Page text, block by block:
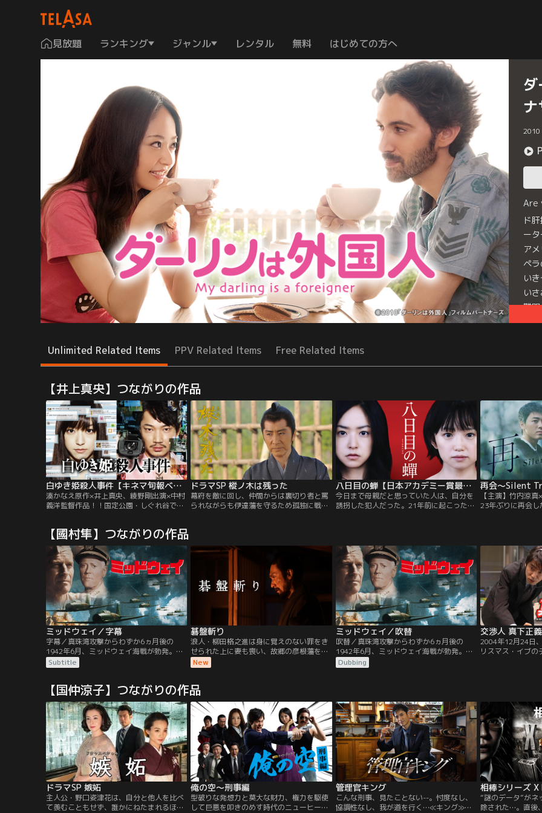
見放題 ランキング ジャンル レンタル 無料 はじめての方へ
2010
Are
ド
ー
ア
ペ
い
い
難
Unlimited Related Items PPV Related Items Free Related Items
【井上真央】つながりの作品
白ゆき姫殺人事件【キネマ旬報ベスト・テン主演男優賞】【井上真央、綾野剛出演】
湊かなえ原作×井上真央、綾野剛出演×中村
義洋監督作品！！国定公園・しぐれ谷で誰
可解な殺人事件を巡り、一人の女に疑惑の
目が集まる。彼女の名前は城野美姫。テレ
ビ報道は過熱し、ネットは炎上。果たして
城野美姫は残忍な魔女なのか？それと
も…。
ドラマSP 樅ノ木は残った
幕府を敵に回し、仲間からは裏切り者と罵
られながらも伊達藩を守るため孤独に戦っ
八日目の蝉【日本アカデミー賞最優秀作品賞】
今日まで母親だと思っていた人は、自分を
誘拐した犯人だった。21年前に起こったあ
女、野々宮希和子と、その誘拐犯に愛情一
杯に4年間育てられた、秋山恵理菜。心を
閉ざしたまま成長した恵理菜は、ある日自
分が…。
再会～Silent
【主演】竹内涼
23年ぶりに再会
リー
【國村隼】つながりの作品
ミッドウェイ／字幕
字幕／真珠湾攻撃からわずか6ヵ月後の
1942年6月、ミッドウェイ海戦が勃発。ア
メリカにとって太平洋戦争のターニングポ
イントとなる戦いに参戦した勇敢な男たち
ーキャストと戦闘シーンをふんだんに盛り
込み、力強いリアリティと壮大さでミッド
ウェイ海戦の真実に迫る超大作。
Subtitle
碁盤斬り
浪人・柳田格之進は身に覚えのない罪をき
せられた上に妻も喪い、故郷の彦根藩を追
われ、娘のお絹とふたり、江戸の貧乏長屋
で暮らしている。しかし、かねてから嗜む
い勝負を心掛けている。ある日、旧知の藩
士により、悲劇の冤罪事件の真相を知らさ
れた格之進とお絹は、復讐を決意する。
New
ミッドウェイ／吹替
吹替／真珠湾攻撃からわずか6ヵ月後の
1942年6月、ミッドウェイ海戦が勃発。ア
メリカにとって太平洋戦争のターニングポ
イントとなる戦いに参戦した勇敢な男たち
込み、力強いリアリティと壮大さでミッド
ウェイ海戦の真実に迫る超大作。
Dubbing
交渉人 真下正義
2004年12月24日
リスマス・イブの
乗っ取られたの
突く犯行。
【国仲涼子】つながりの作品
ドラマSP 嫉妬
主人公・野口姿津花は、自分と他人を比べ
て羨むこともせず、誰かにねたまれるほど
俺の空～刑事編
型破りな発想力と莫大な財力、権力を駆使
して巨悪を叩きのめす時代のニューヒーロ
管理官キング
こんな刑事、見たことない--。忖度なし、
協調性なし、我が道を行く…≪キング≫沢
相棒シリーズ X
“謎のデータ”がネ
除された…。直後